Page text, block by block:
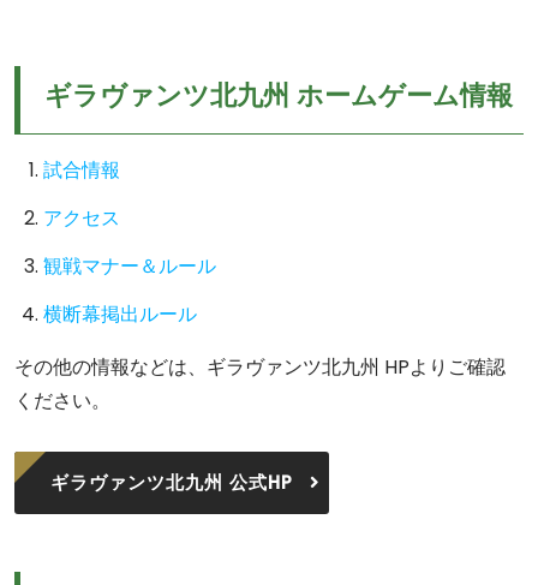
ギラヴァンツ北九州 ホームゲーム情報
試合情報
アクセス
観戦マナー＆ルール
横断幕掲出ルール
その他の情報などは、ギラヴァンツ北九州 HPよりご確認
ください。
ギラヴァンツ北九州 公式HP